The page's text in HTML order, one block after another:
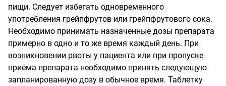
пищи. Следует избегать одновременного
употребления грейпфрутов или грейпфрутового сока.
Необходимо принимать назначенные дозы препарата
примерно в одно и то же время каждый день. При
возникновении рвоты у пациента или при пропуске
приёма препарата необходимо принять следующую
запланированную дозу в обычное время. Таблетку